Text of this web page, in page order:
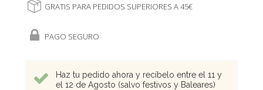
GRATIS PARA PEDIDOS SUPERIORES A 45€
PAGO SEGURO
Haz tu pedido ahora y recíbelo entre el 11 y
el 12 de Agosto (salvo festivos y Baleares)